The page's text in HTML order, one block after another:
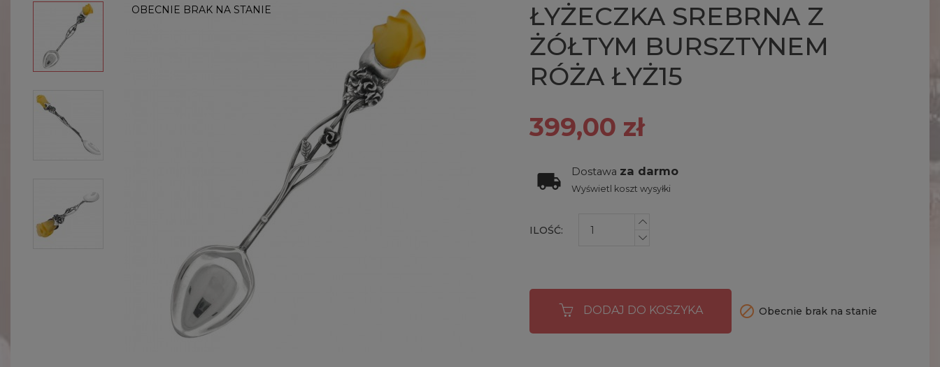
OBECNIE BRAK NA STANIE
ŁYŻECZKA SREBRNA Z
ŻÓŁTYM BURSZTYNEM
RÓŻA ŁYŻ15
399,00 zł
Dostawa za darmo
Wyświetl koszt wysyłki
ILOŚĆ:
DODAJ DO KOSZYKA  Obecnie brak na stanie